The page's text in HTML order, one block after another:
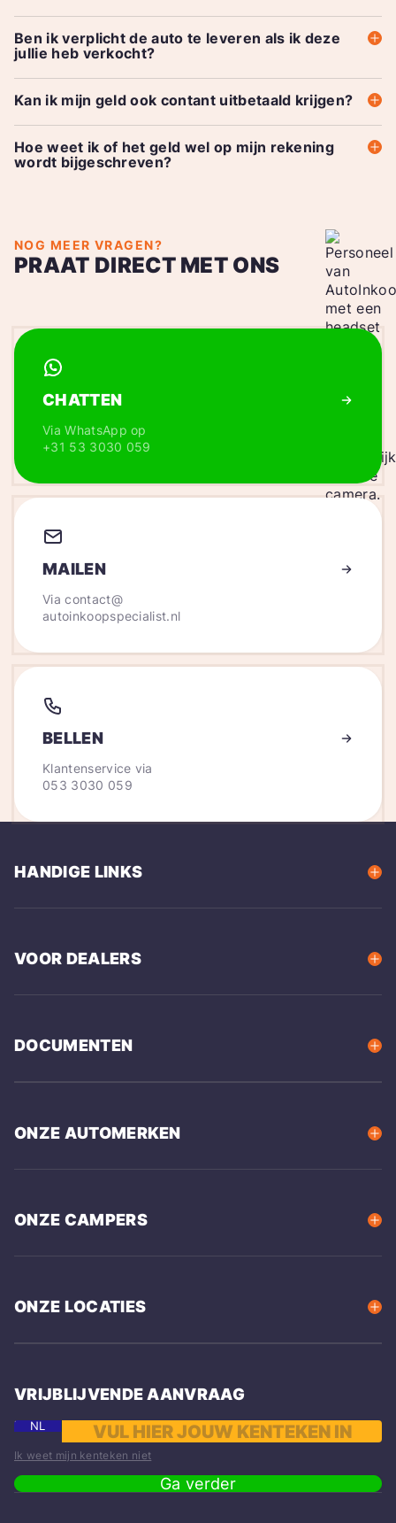
Ben ik verplicht de auto te leveren als ik deze
jullie heb verkocht?
Kan ik mijn geld ook contant uitbetaald krijgen?
Hoe weet ik of het geld wel op mijn rekening
wordt bijgeschreven?
NOG MEER VRAGEN?
PRAAT DIRECT MET ONS
CHATTEN
Via WhatsApp op
+31 53 3030 059
MAILEN
Viacontact@
autoinkoopspecialist.nl
BELLEN
Klantenservice via
053 3030 059
HANDIGE LINKS
VOOR DEALERS
DOCUMENTEN
ONZE AUTOMERKEN
ONZE CAMPERS
ONZE LOCATIES
VRIJBLIJVENDE AANVRAAG
NL
Ik weet mijn kenteken niet
Ga verder